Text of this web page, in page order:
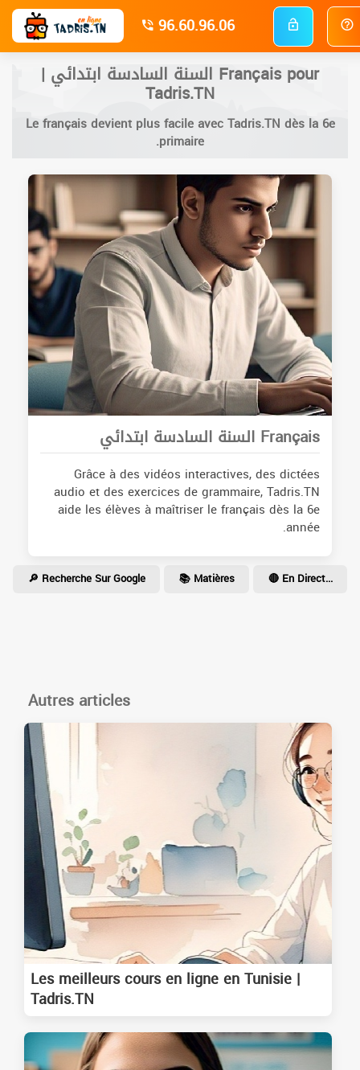
96.60.96.06
Français pour السنة السادسة ابتدائي |
Tadris.TN
Le français devient plus facile avec Tadris.TN dès la 6e
primaire.
Français السنة السادسة ابتدائي
Grâce à des vidéos interactives, des dictées
audio et des exercices de grammaire, Tadris.TN
aide les élèves à maîtriser le français dès la 6e
année.
🔎 Recherche Sur Google 📚 Matières 🔴 En Direct...
Autres articles
Les meilleurs cours en ligne en Tunisie |
Tadris.TN